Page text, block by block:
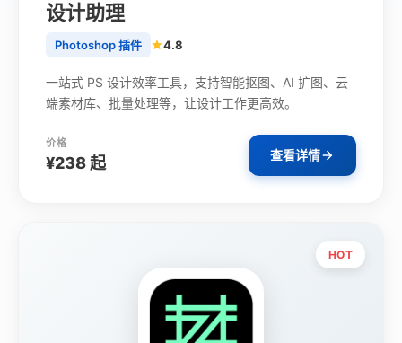
设计助理
Photoshop 插件 4.8
一站式 PS 设计效率工具，支持智能抠图、AI 扩图、云
端素材库、批量处理等，让设计工作更高效。
价格
¥238 起 查看详情
HOT